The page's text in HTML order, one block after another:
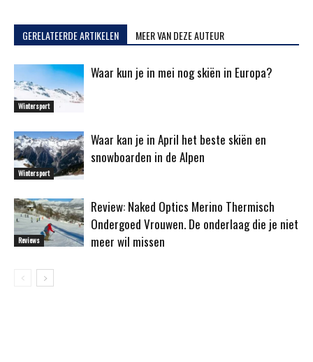
GERELATEERDE ARTIKELEN MEER VAN DEZE AUTEUR
Wintersport
Waar kun je in mei nog skiën in Europa?
Wintersport
Waar kan je in April het beste skiën en
snowboarden in de Alpen
Reviews
Review: Naked Optics Merino Thermisch
Ondergoed Vrouwen. De onderlaag die je niet
meer wil missen